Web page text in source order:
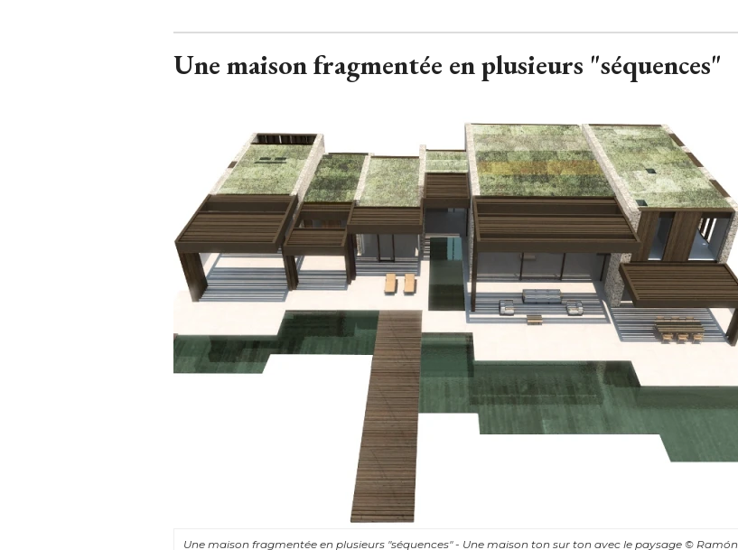
Une maison fragmentée en plusieurs "séquences"
Une maison fragmentée en plusieurs "séquences" - Une maison ton sur ton avec le paysage© Ramón